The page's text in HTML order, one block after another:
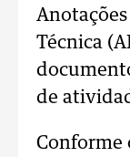
Técnica
de
Conforme